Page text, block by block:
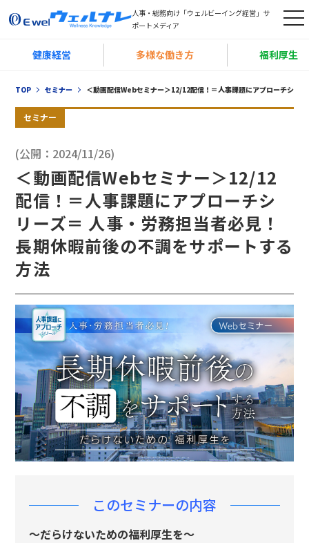
人事・総務向け「ウェルビーイング経営」サ
ポートメディア
t
g
o
n
健康経営 多様な働き方 福利厚生
TOP セミナー ＜動画配信Webセミナー＞12/12配信！＝人事課題にアプローチシリ
セミナー
(公開：2024/11/26)
＜動画配信Webセミナー＞12/12
配信！＝人事課題にアプローチシ
リーズ＝ 人事・労務担当者必見！
長期休暇前後の不調をサポートする
方法
このセミナーの内容
～だらけないための福利厚生を～